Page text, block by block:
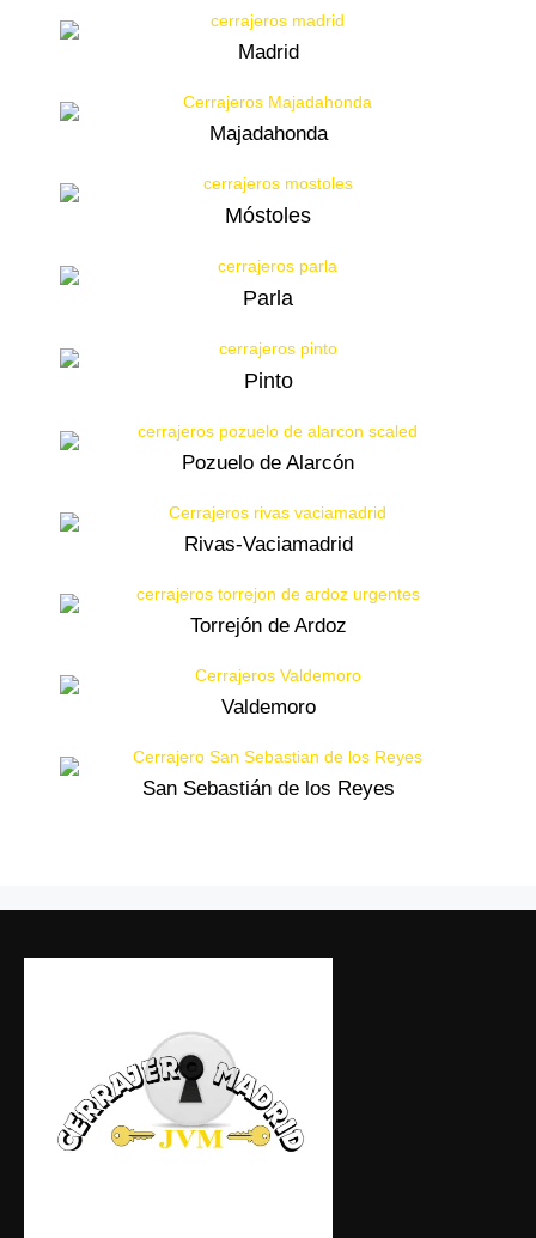
Madrid
Majadahonda
Móstoles
Parla
Pinto
Pozuelo de Alarcón
Rivas-Vaciamadrid
Torrejón de Ardoz
Valdemoro
San Sebastián de los Reyes